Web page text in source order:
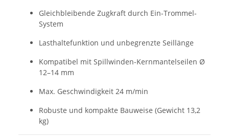
Gleichbleibende Zugkraft durch Ein-Trommel-
System
Lasthaltefunktion und unbegrenzte Seillänge
Kompatibel mit Spillwinden-Kernmantelseilen Ø
12–14 mm
Max. Geschwindigkeit 24 m/min
Robuste und kompakte Bauweise (Gewicht 13,2
kg)